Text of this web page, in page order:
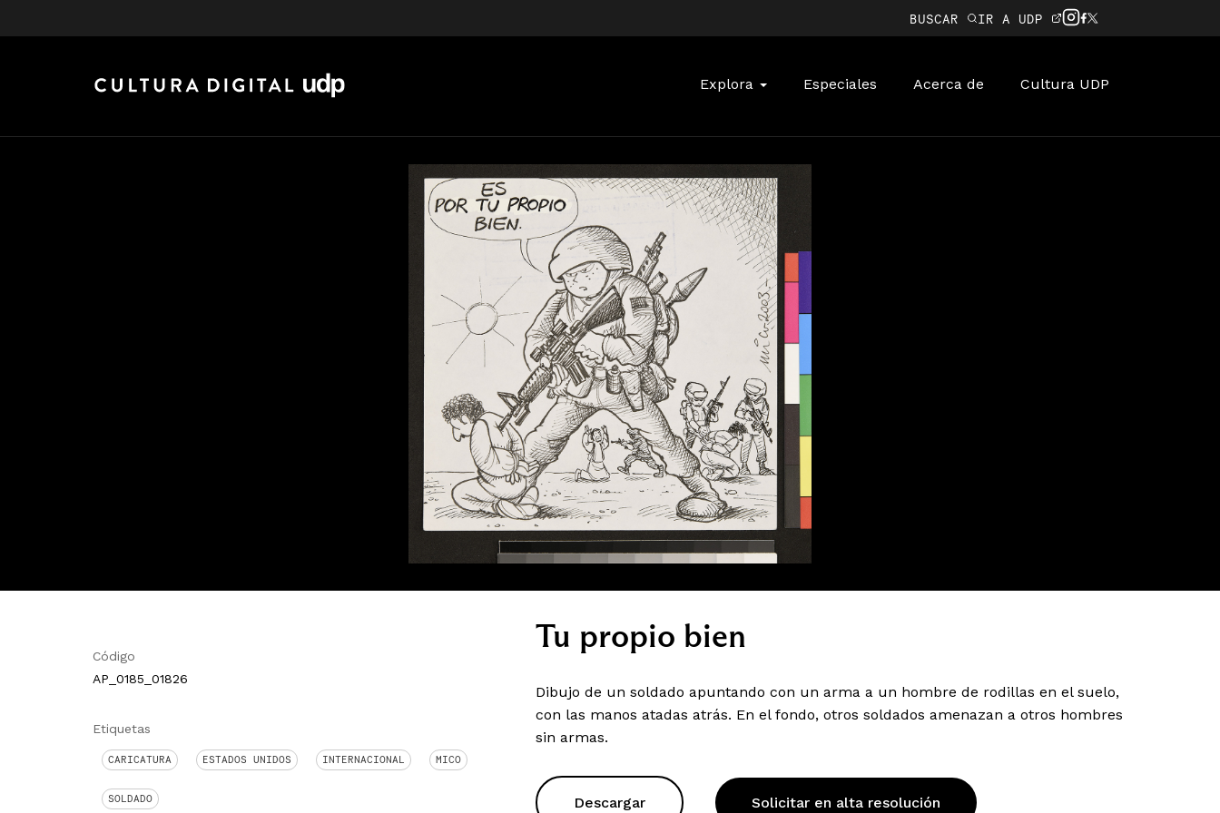
BUSCAR IR A UDP
Explora Especiales Acerca de Cultura UDP
Código
AP_0185_01826
Etiquetas
CARICATURA ESTADOS UNIDOS INTERNACIONAL MICO
SOLDADO
Tu propio bien
Dibujo de un soldado apuntando con un arma a un hombre de rodillas en el suelo,
con las manos atadas atrás. En el fondo, otros soldados amenazan a otros hombres
sin armas.
Descargar Solicitar en alta resolución